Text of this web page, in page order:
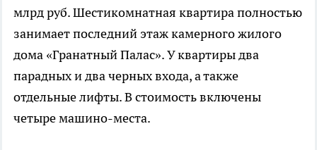
млрд руб. Шестикомнатная квартира полностью
занимает последний этаж камерного жилого
дома «Гранатный Палас». У квартиры два
парадных и два черных входа, а также
отдельные лифты. В стоимость включены
четыре машино-места.